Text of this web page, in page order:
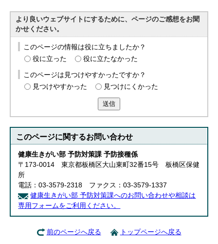
より良いウェブサイトにするために、ページのご感想をお聞
かせください。
このページの情報は役に立ちましたか？
役に立った
役に立たなかった
このページは見つけやすかったですか？
見つけやすかった
見つけにくかった
送信
このページに関するお問い合わせ
健康生きがい部 予防対策課 予防接種係
〒173-0014 東京都板橋区大山東町32番15号 板橋区保健
所
電話：03-3579-2318 ファクス：03-3579-1337
健康生きがい部 予防対策課へのお問い合わせや相談は
専用フォームをご利用ください。
前のページへ戻る トップページへ戻る